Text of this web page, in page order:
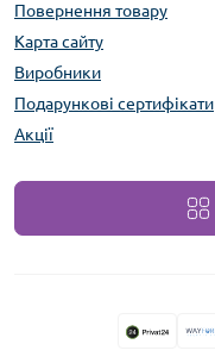
Повернення товару
Карта сайту
Виробники
Подарункові сертифікати
Акції